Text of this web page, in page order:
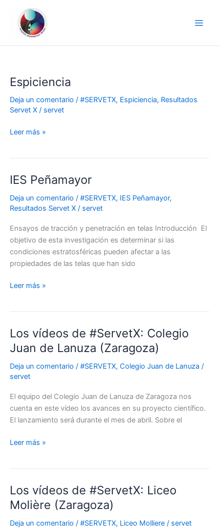
contenido
Espiciencia
Deja un comentario / #SERVETX, Espiciencia, Resultados
Servet X / servet
Espiciencia
Leer más »
IES Peñamayor
Deja un comentario / #SERVETX, IES Peñamayor,
Resultados Servet X / servet
Ensayos de tracción y penetración en telas Introducción El
objetivo de esta investigación es determinar si las
condiciones estratosféricas pueden afectar a las
propiedades de las telas que han sido
IES
Leer más »
Los vídeos de #ServetX: Colegio
Juan de Lanuza (Zaragoza)
Deja un comentario / #SERVETX, Colegio Juan de Lanuza /
servet
El equipo del Colegio Juan de Lanuza de Zaragoza nos
cuenta en este vídeo los avances en su proyecto científico.
El lanzamiento será durante el mes de abril. Sobre el
Los
vídeos
de
#ServetX:
Colegio
Leer más »
Los vídeos de #ServetX: Liceo
Molière (Zaragoza)
Deja un comentario / #SERVETX, Liceo Molliere / servet
Los
vídeos
de
#ServetX: